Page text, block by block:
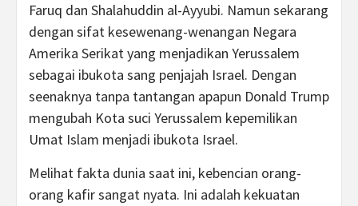
Faruq dan Shalahuddin al-Ayyubi. Namun sekarang
dengan sifat kesewenang-wenangan Negara
Amerika Serikat yang menjadikan Yerussalem
sebagai ibukota sang penjajah Israel. Dengan
seenaknya tanpa tantangan apapun Donald Trump
mengubah Kota suci Yerussalem kepemilikan
Umat Islam menjadi ibukota Israel.
Melihat fakta dunia saat ini, kebencian orang-
orang kafir sangat nyata. Ini adalah kekuatan